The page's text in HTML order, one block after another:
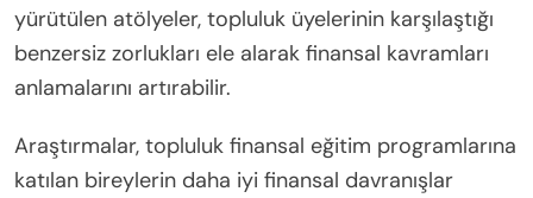
yürütülen atölyeler, topluluk üyelerinin karşılaştığı
benzersiz zorlukları ele alarak finansal kavramları
anlamalarını artırabilir.
Araştırmalar, topluluk finansal eğitim programlarına
katılan bireylerin daha iyi finansal davranışlar